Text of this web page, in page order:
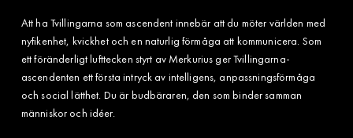
Att ha Tvillingarna som ascendent innebär att du möter världen med
nyfikenhet, kvickhet och en naturlig förmåga att kommunicera. Som
ett föränderligt lufttecken styrt av Merkurius ger Tvillingarna-
ascendenten ett första intryck av intelligens, anpassningsförmåga
och social lätthet. Du är budbäraren, den som binder samman
människor och idéer.